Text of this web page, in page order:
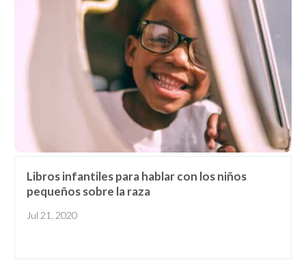
Libros infantiles para hablar con los niños
pequeños sobre la raza
Jul 21, 2020